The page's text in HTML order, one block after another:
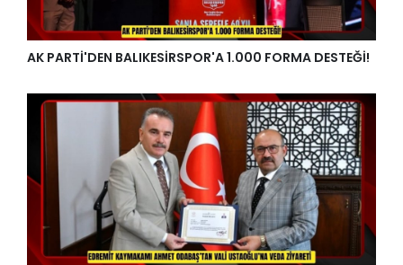
AK PARTİ'DEN BALIKESİRSPOR'A 1.000 FORMA DESTEĞİ!